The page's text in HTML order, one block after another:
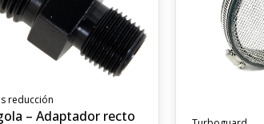
reducción
– Adaptador recto